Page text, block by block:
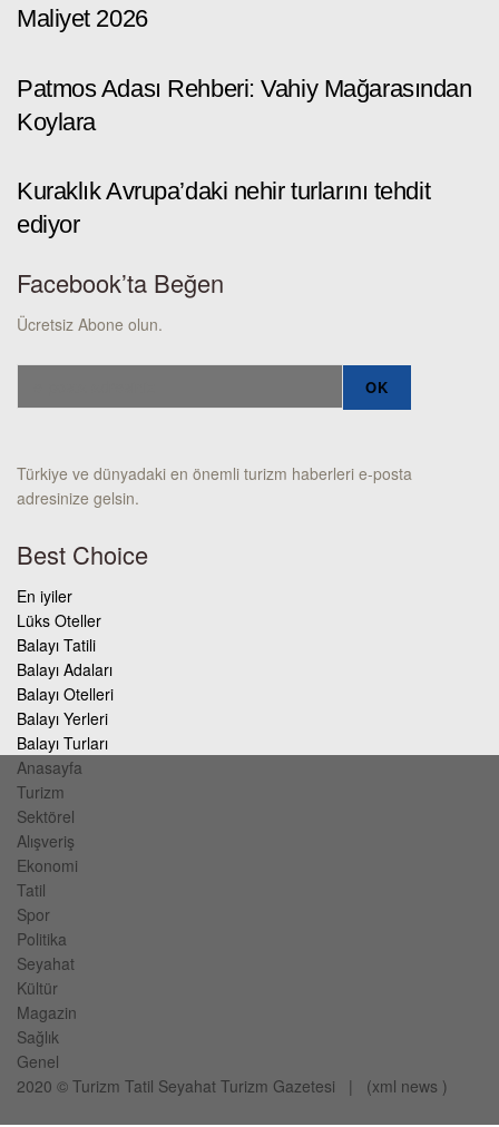
Maliyet 2026
Patmos Adası Rehberi: Vahiy Mağarasından
Koylara
Kuraklık Avrupa’daki nehir turlarını tehdit
ediyor
Facebook’ta Beğen
Ücretsiz Abone olun.
Türkiye ve dünyadaki en önemli turizm haberleri e-posta
adresinize gelsin.
Best Choice
En iyiler
Lüks Oteller
Balayı Tatili
Balayı Adaları
Balayı Otelleri
Balayı Yerleri
Balayı Turları
Anasayfa
Turizm
Sektörel
Alışveriş
Ekonomi
Tatil
Spor
Politika
Seyahat
Kültür
Magazin
Sağlık
Genel
2020 © Turizm Tatil Seyahat Turizm Gazetesi | (xml news )